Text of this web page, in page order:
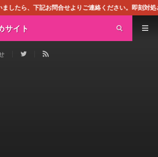
せよりご連絡ください。即刻対処させて頂きます
サイト